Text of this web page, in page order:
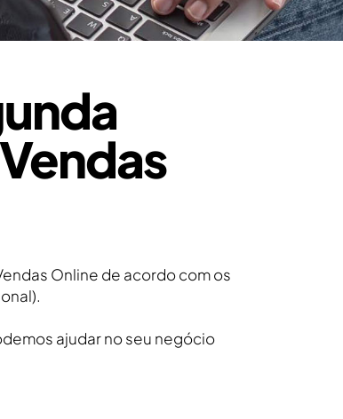
Online de acordo com os
ajudar no seu negócio